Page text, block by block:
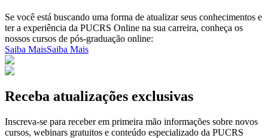
Se você está buscando uma forma de atualizar seus conhecimentos e
ter a experiência da PUCRS Online na sua carreira, conheça os
nossos cursos de pós-graduação online:
Saiba MaisSaiba Mais
Receba atualizações exclusivas
Inscreva-se para receber em primeira mão informações sobre novos
cursos, webinars gratuitos e conteúdo especializado da PUCRS